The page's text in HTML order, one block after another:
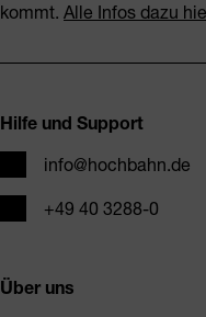
kommt. Alle Infos dazu
Hilfe und Support
E-Mailinfo@hochbahn.de
Telefon+49 40 3288-0
Über uns